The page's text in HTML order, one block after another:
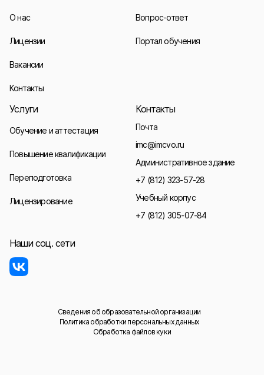
О нас
Лицензии
Вакансии
Контакты
Вопрос-ответ
Портал обучения
Услуги
Обучение и аттестация
Повышение квалификации
Переподготовка
Лицензирование
Контакты
Почта
imc@imcvo.ru
Административное здание
+7 (812) 323-57-28
Учебный корпус
+7 (812) 305-07-84
Наши соц. сети
Сведения об образовательной организации
Политика обработки персональных данных
Обработка файлов куки